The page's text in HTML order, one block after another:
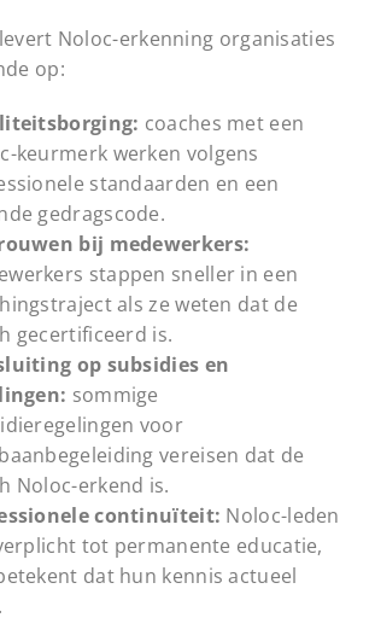
Noloc-erkenning organisaties
op:
coaches met een
keurmerk werken volgens
standaarden en een
gedragscode.
bij medewerkers:
stappen sneller in een
als ze weten dat de
gecertificeerd is.
op subsidies en
sommige
voor
vereisen dat de
Noloc-erkend is.
continuïteit: Noloc-leden
tot permanente educatie,
dat hun kennis actueel